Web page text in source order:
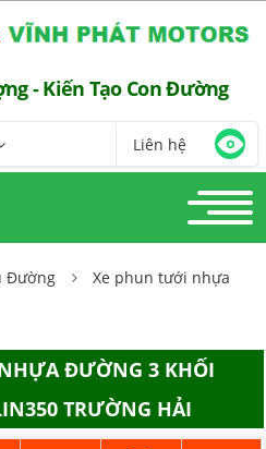
- Kiến Tạo Con Đường
Liên hệ
Đường
Xe phun tưới nhựa
ĐƯỜNG 3 KHỐI
TRƯỜNG HẢI